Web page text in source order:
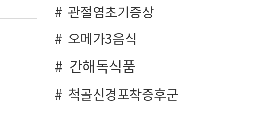
관절염초기증상
오메가3음식
간해독식품
척골신경포착증후군